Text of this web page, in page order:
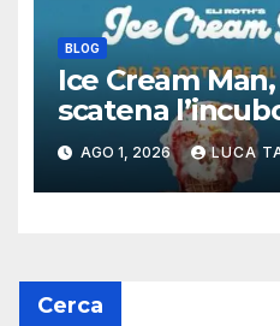
BLOG
Ice Cream
scatena
italiano
estremo di
AGO 1, 2026 LUCA
Cerca